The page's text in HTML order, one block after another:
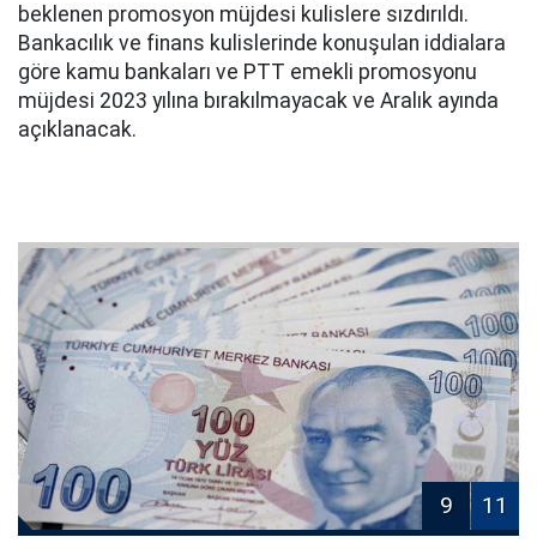
beklenen promosyon müjdesi kulislere sızdırıldı.
Bankacılık ve finans kulislerinde konuşulan iddialara
göre kamu bankaları ve PTT emekli promosyonu
müjdesi 2023 yılına bırakılmayacak ve Aralık ayında
açıklanacak.
9 11